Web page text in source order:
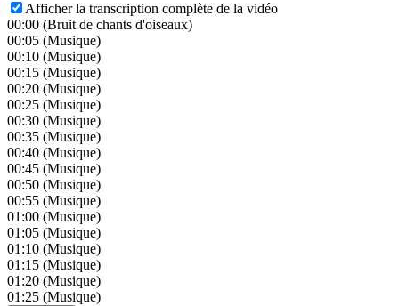
Afficher la transcription complète de la vidéo
00:00 (Bruit de chants d'oiseaux)
00:05 (Musique)
00:10 (Musique)
00:15 (Musique)
00:20 (Musique)
00:25 (Musique)
00:30 (Musique)
00:35 (Musique)
00:40 (Musique)
00:45 (Musique)
00:50 (Musique)
00:55 (Musique)
01:00 (Musique)
01:05 (Musique)
01:10 (Musique)
01:15 (Musique)
01:20 (Musique)
01:25 (Musique)